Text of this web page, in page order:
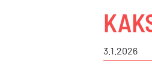
3.1.2026